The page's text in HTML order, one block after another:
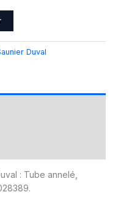
Duval
: Tube annelé,